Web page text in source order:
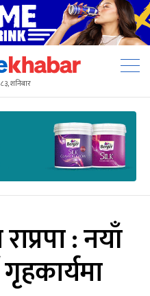
शनिबार
: नयाँ